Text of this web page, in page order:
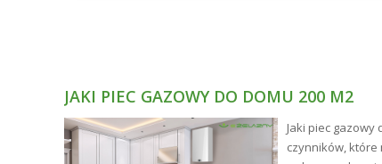
JAKI PIEC GAZOWY DO DOMU 200 M2
Jaki piec gazowy
czynników, które